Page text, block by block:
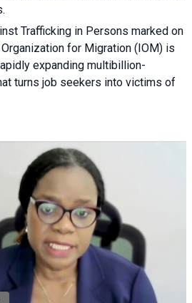
Trafficking in Persons marked on
for Migration (IOM) is
expanding multibillion-
turns job seekers into victims of